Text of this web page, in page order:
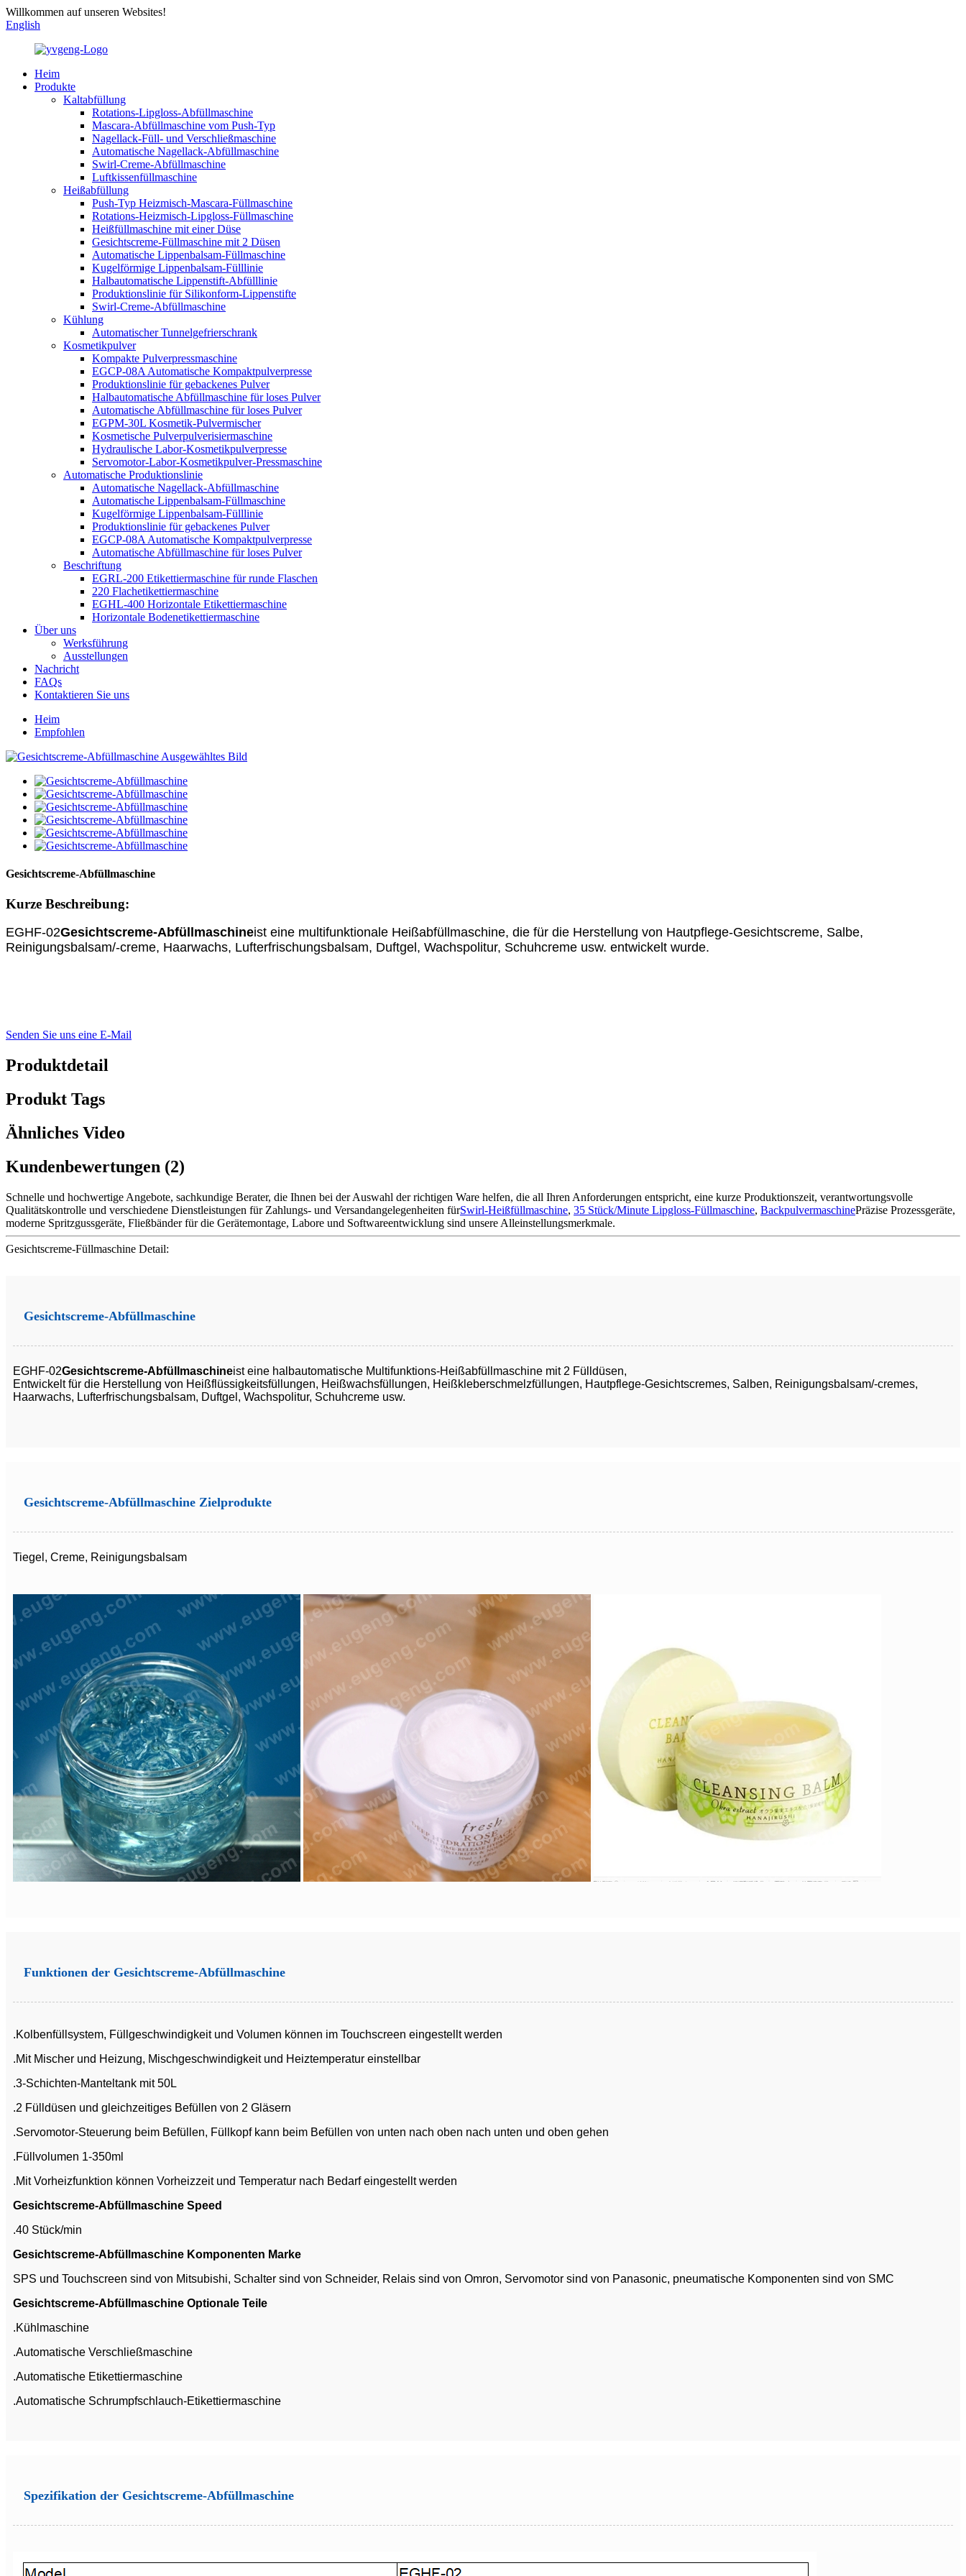
Willkommen auf unseren Websites!
English
Heim
Produkte
Kaltabfüllung
Rotations-Lipgloss-Abfüllmaschine
Mascara-Abfüllmaschine vom Push-Typ
Nagellack-Füll- und Verschließmaschine
Automatische Nagellack-Abfüllmaschine
Swirl-Creme-Abfüllmaschine
Luftkissenfüllmaschine
Heißabfüllung
Push-Typ Heizmisch-Mascara-Füllmaschine
Rotations-Heizmisch-Lipgloss-Füllmaschine
Heißfüllmaschine mit einer Düse
Gesichtscreme-Füllmaschine mit 2 Düsen
Automatische Lippenbalsam-Füllmaschine
Kugelförmige Lippenbalsam-Fülllinie
Halbautomatische Lippenstift-Abfülllinie
Produktionslinie für Silikonform-Lippenstifte
Swirl-Creme-Abfüllmaschine
Kühlung
Automatischer Tunnelgefrierschrank
Kosmetikpulver
Kompakte Pulverpressmaschine
EGCP-08A Automatische Kompaktpulverpresse
Produktionslinie für gebackenes Pulver
Halbautomatische Abfüllmaschine für loses Pulver
Automatische Abfüllmaschine für loses Pulver
EGPM-30L Kosmetik-Pulvermischer
Kosmetische Pulverpulverisiermaschine
Hydraulische Labor-Kosmetikpulverpresse
Servomotor-Labor-Kosmetikpulver-Pressmaschine
Automatische Produktionslinie
Automatische Nagellack-Abfüllmaschine
Automatische Lippenbalsam-Füllmaschine
Kugelförmige Lippenbalsam-Fülllinie
Produktionslinie für gebackenes Pulver
EGCP-08A Automatische Kompaktpulverpresse
Automatische Abfüllmaschine für loses Pulver
Beschriftung
EGRL-200 Etikettiermaschine für runde Flaschen
220 Flachetikettiermaschine
EGHL-400 Horizontale Etikettiermaschine
Horizontale Bodenetikettiermaschine
Über uns
Werksführung
Ausstellungen
Nachricht
FAQs
Kontaktieren Sie uns
Heim
Empfohlen
Gesichtscreme-Abfüllmaschine
Kurze Beschreibung:
EGHF-02Gesichtscreme-Abfüllmaschineist eine multifunktionale Heißabfüllmaschine, die für die Herstellung von Hautpflege-Gesichtscreme, Salbe,
Reinigungsbalsam/-creme, Haarwachs, Lufterfrischungsbalsam, Duftgel, Wachspolitur, Schuhcreme usw. entwickelt wurde.
Senden Sie uns eine E-Mail
Produktdetail
Produkt Tags
Ähnliches Video
Kundenbewertungen (2)
Schnelle und hochwertige Angebote, sachkundige Berater, die Ihnen bei der Auswahl der richtigen Ware helfen, die all Ihren Anforderungen entspricht, eine kurze Produktionszeit, verantwortungsvolle
Qualitätskontrolle und verschiedene Dienstleistungen für Zahlungs- und Versandangelegenheiten fürSwirl-Heißfüllmaschine, 35 Stück/Minute Lipgloss-Füllmaschine, BackpulvermaschinePräzise Prozessgeräte,
moderne Spritzgussgeräte, Fließbänder für die Gerätemontage, Labore und Softwareentwicklung sind unsere Alleinstellungsmerkmale.
Gesichtscreme-Füllmaschine Detail:
Gesichtscreme-Abfüllmaschine
EGHF-02Gesichtscreme-Abfüllmaschineist eine halbautomatische Multifunktions-Heißabfüllmaschine mit 2 Fülldüsen,
Entwickelt für die Herstellung von Heißflüssigkeitsfüllungen, Heißwachsfüllungen, Heißkleberschmelzfüllungen, Hautpflege-Gesichtscremes, Salben, Reinigungsbalsam/-cremes,
Haarwachs, Lufterfrischungsbalsam, Duftgel, Wachspolitur, Schuhcreme usw.
Gesichtscreme-Abfüllmaschine Zielprodukte
Tiegel, Creme, Reinigungsbalsam
Funktionen der Gesichtscreme-Abfüllmaschine
.Kolbenfüllsystem, Füllgeschwindigkeit und Volumen können im Touchscreen eingestellt werden
.Mit Mischer und Heizung, Mischgeschwindigkeit und Heiztemperatur einstellbar
.3-Schichten-Manteltank mit 50L
.2 Fülldüsen und gleichzeitiges Befüllen von 2 Gläsern
.Servomotor-Steuerung beim Befüllen, Füllkopf kann beim Befüllen von unten nach oben nach unten und oben gehen
.Füllvolumen 1-350ml
.Mit Vorheizfunktion können Vorheizzeit und Temperatur nach Bedarf eingestellt werden
Gesichtscreme-Abfüllmaschine Speed
.40 Stück/min
Gesichtscreme-Abfüllmaschine Komponenten Marke
SPS und Touchscreen sind von Mitsubishi, Schalter sind von Schneider, Relais sind von Omron, Servomotor sind von Panasonic, pneumatische Komponenten sind von SMC
Gesichtscreme-Abfüllmaschine Optionale Teile
.Kühlmaschine
.Automatische Verschließmaschine
.Automatische Etikettiermaschine
.Automatische Schrumpfschlauch-Etikettiermaschine
Spezifikation der Gesichtscreme-Abfüllmaschine